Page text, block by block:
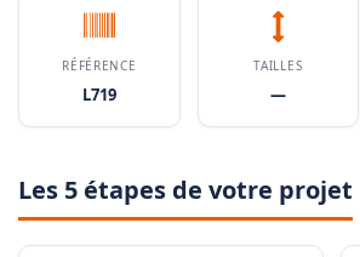
RÉFÉRENCE
L719
TAILLES
—
Les 5 étapes de votre projet